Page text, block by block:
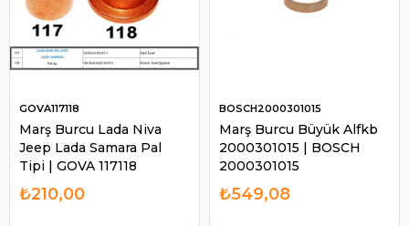
Marş Burcu Lada Niva
Jeep Lada Samara Pal
Tipi | GOVA 117118
GOVA117118
₺210,00
Marş Burcu Büyük Alfkb
2000301015 | BOSCH
2000301015
BOSCH2000301015
₺549,08